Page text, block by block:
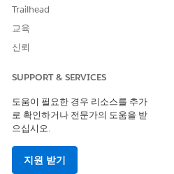
Trailhead
교육
신뢰
SUPPORT & SERVICES
도움이 필요한 경우 리소스를 추가
로 확인하거나 전문가의 도움을 받
으십시오.
지원 받기